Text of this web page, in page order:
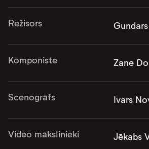
Režisors
Komponiste Zane
Scenogrāfs Ivars
Video mākslinieki
Jēkabs